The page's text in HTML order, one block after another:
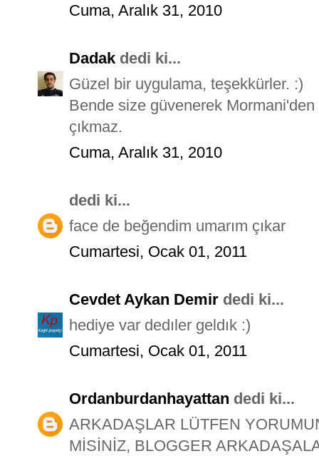
Cuma, Aralık 31, 2010
Dadak dedi ki...
Güzel bir uygulama, teşekkürler. :)
Bende size güvenerek Mormani'den
çıkmaz.
Cuma, Aralık 31, 2010
dedi ki...
face de beğendim umarım çıkar
Cumartesi, Ocak 01, 2011
Cevdet Aykan Demir dedi ki...
hediye var dedıler geldık :)
Cumartesi, Ocak 01, 2011
Ordanburdanhayattan dedi ki...
ARKADAŞLAR LÜTFEN
MİSİNİZ, BLOGGER